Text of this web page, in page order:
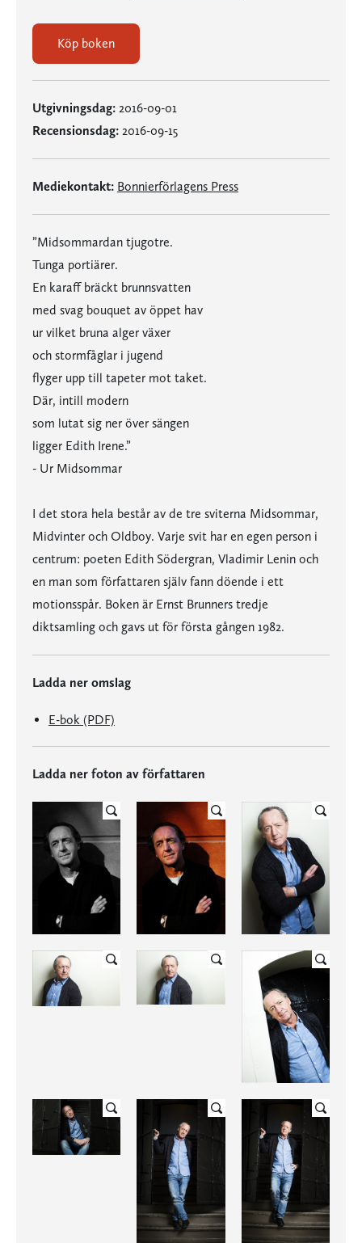
Köp boken
Utgivningsdag: 2016-09-01
Recensionsdag: 2016-09-15
Mediekontakt: Bonnierförlagens Press
”Midsommardan tjugotre.
Tunga portiärer.
En karaff bräckt brunnsvatten
med svag bouquet av öppet hav
ur vilket bruna alger växer
och stormfåglar i jugend
flyger upp till tapeter mot taket.
Där, intill modern
som lutat sig ner över sängen
ligger Edith Irene.”
- Ur Midsommar
I det stora hela består av de tre sviterna Midsommar,
Midvinter och Oldboy. Varje svit har en egen person i
centrum: poeten Edith Södergran, Vladimir Lenin och
en man som författaren själv fann döende i ett
motionsspår. Boken är Ernst Brunners tredje
diktsamling och gavs ut för första gången 1982.
Ladda ner omslag
E-bok (PDF)
Ladda ner foton av författaren